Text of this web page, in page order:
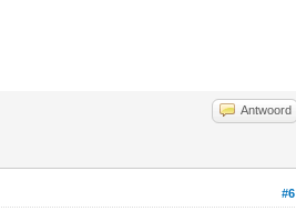
Antwoord
#6